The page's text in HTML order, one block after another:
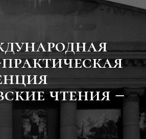
чтения –